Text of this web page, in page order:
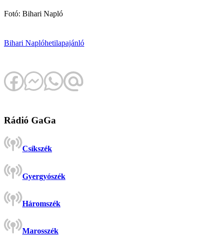
Fotó: Bihari Napló
Bihari Naplóhetilapajánló
Rádió GaGa
Csíkszék
Gyergyószék
Háromszék
Marosszék